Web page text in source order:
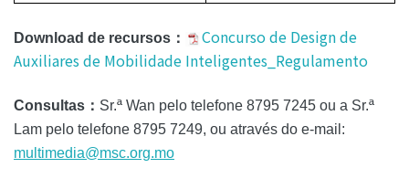
Download de recursos：
Concurso de Design de
Auxiliares de Mobilidade Inteligentes_Regulamento
Consultas： Sr.ª Wan pelo telefone 8795 7245 ou a Sr.ª
Lam pelo telefone 8795 7249, ou através do e-mail:
multimedia@msc.org.mo